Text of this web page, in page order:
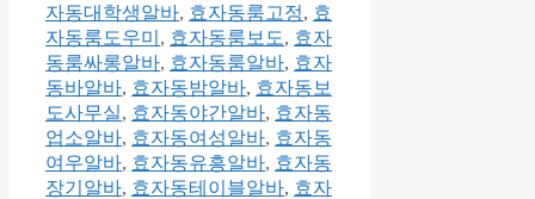
자동대학생알바, 효자동룸고정, 효
자동룸도우미 , 효자동룸보도, 효자
동룸싸롱알바, 효자동룸알바, 효자
동바알바, 효자동밤알바, 효자동보
도사무실, 효자동야간알바, 효자동
업소알바, 효자동여성알바, 효자동
여우알바, 효자동유흥알바, 효자동
장기알바, 효자동테이블알바, 효자